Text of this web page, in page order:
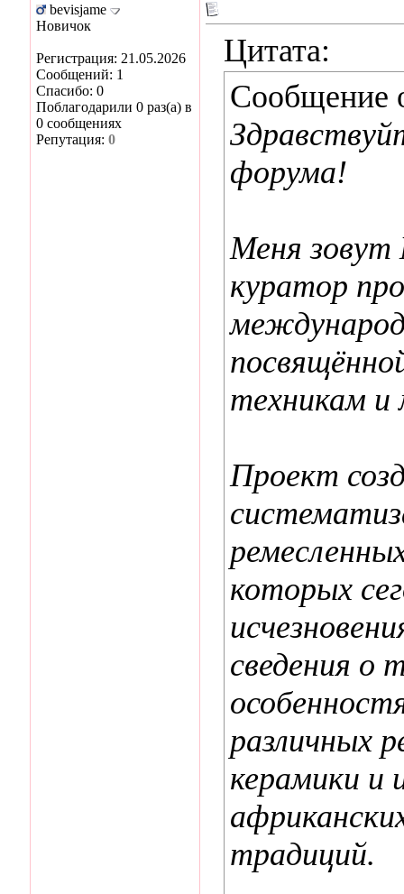
bevisjame
Новичок
Регистрация: 21.05.2026
Сообщений: 1
Спасибо: 0
Поблагодарили 0 раз(а) в
0 сообщениях
Репутация: 0
Цитата:
Сообщение
форума!
Меня зовут
куратор
техникам и
Проект
которых
сведения о
различных
керамики и
традиций.